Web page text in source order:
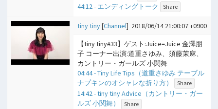
44:12 - エンディングトーク Share
tiny tiny[Channel] 2018/06/14 21:00:07 +0900
【tiny tiny#33】ゲスト:Juice=Juice 金澤朋
子 コーナー出演:道重さゆみ、須藤茉麻、
カントリー・ガールズ 小関舞
04:44 - Tiny Life Tips（道重さゆみ テーブル
ナプキンのオシャレな折り方）
Share
14:42 - tiny tiny Advice（カントリー・ガー
ルズ 小関舞）
Share